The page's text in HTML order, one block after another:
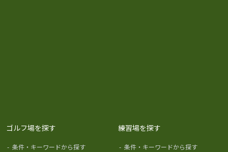
ゴルフ場を探す
- 条件・キーワードから探す
練習場を探す
- 条件・キーワードから探す